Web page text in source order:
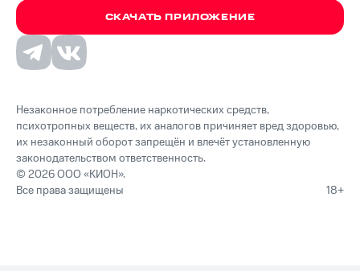
СКАЧАТЬ ПРИЛОЖЕНИЕ
Незаконное потребление наркотических средств,
психотропных веществ, их аналогов причиняет вред здоровью,
их незаконный оборот запрещён и влечёт установленную
законодательством ответственность.
© 2026 ООО «КИОН».
Все права защищены
18+